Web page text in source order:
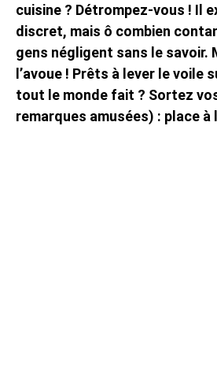
cuisine ? Détrompez-vous ! Il
discret, mais ô combien
gens négligent sans le savoir.
l’avoue ! Prêts à lever le voile
tout le monde fait ? Sortez
remarques amusées) : place à